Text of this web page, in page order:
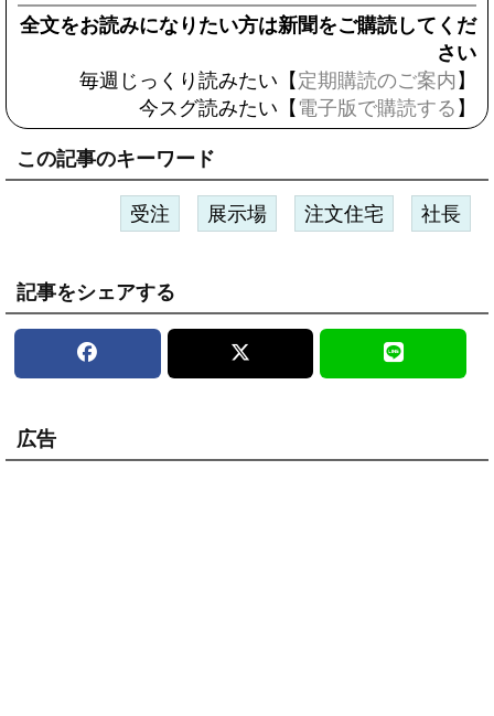
全文をお読みになりたい方は新聞をご購読してくだ
さい
毎週じっくり読みたい【 定期購読のご案内 】
今スグ読みたい【 電子版で購読する 】
この記事のキーワード
受注 展示場 注文住宅 社長
記事をシェアする
広告